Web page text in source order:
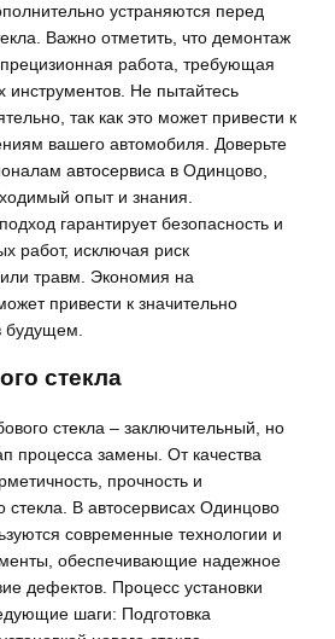
устраняются перед
Важно отметить, что демонтаж
прецизионная работа, требующая
инструментов. Не пытайтесь
так как это может привести к
вашего автомобиля. Доверьте
автосервиса в Одинцово,
опыт и знания.
гарантирует безопасность и
работ, исключая риск
травм. Экономия на
привести к значительно
стекла
стекла – заключительный, но
процесса замены. От качества
прочность и
стекла. В автосервисах Одинцово
современные технологии и
обеспечивающие надежное
дефектов. Процесс установки
шаги: Подготовка